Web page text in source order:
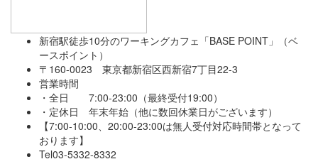
新宿駅徒歩10分のワーキングカフェ「BASE POINT」（ベ
ースポイント）
〒160-0023 東京都新宿区西新宿7丁目22-3
営業時間
・全日 7:00-23:00（最終受付19:00）
・定休日 年末年始（他に数回休業日がございます）
【7:00-10:00、20:00-23:00は無人受付対応時間帯となって
おります】
Tel03-5332-8332